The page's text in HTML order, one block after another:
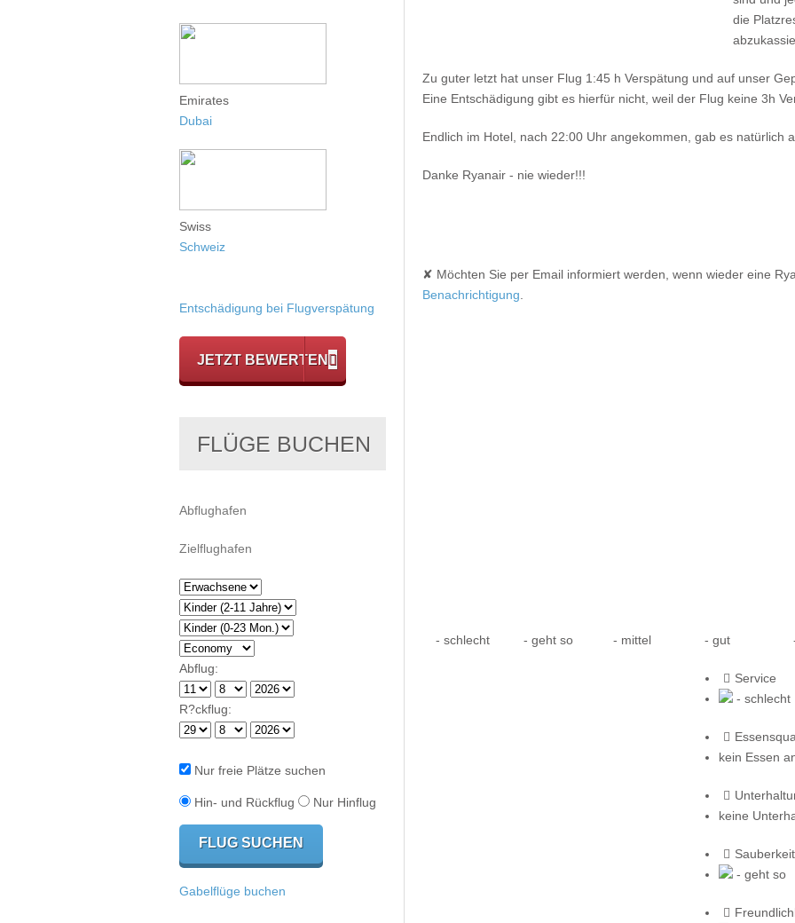
die
Zu guter letzt hat unser Flug 1:45 h Verspätung und auf unser
Eine Entschädigung gibt es hierfür nicht, weil der Flug keine 3h
Endlich im Hotel, nach 22:00 Uhr angekommen, gab es natürlich
Danke Ryanair - nie wieder!!!
✘ Möchten Sie per Email informiert werden, wenn wieder eine
Benachrichtigung
- schlecht - geht so - mittel - gut
Service
- schlecht
kein Essen
keine
Sauberkeit
- geht so
Emirates
Dubai
Swiss
Schweiz
Entschädigung bei Flugverspätung
JETZT BEWERTEN
FLÜGE BUCHEN
Abflug:
R?ckflug:
Nur freie Plätze suchen
Hin- und Rückflug Nur Hinflug
Gabelflüge buchen